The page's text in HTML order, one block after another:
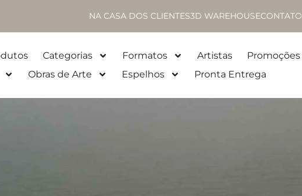
NA CASA DOS CLIENTES3D WAREHOUSECONTATO
Categorias Formatos Artistas
Promoções
Obras de Arte Espelhos Pronta Entrega